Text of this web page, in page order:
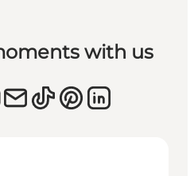
with us